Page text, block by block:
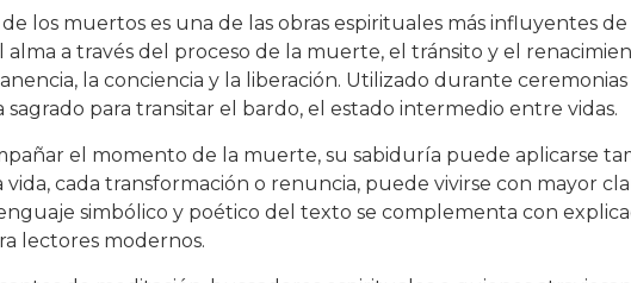
los muertos es una de las obras espirituales más influyentes
alma a través del proceso de la muerte, el tránsito y el
la conciencia y la liberación. Utilizado durante
sagrado para transitar el bardo, el estado intermedio entre vidas.
el momento de la muerte, su sabiduría puede aplicarse
vida, cada transformación o renuncia, puede vivirse con mayor
simbólico y poético del texto se complementa con
lectores modernos.